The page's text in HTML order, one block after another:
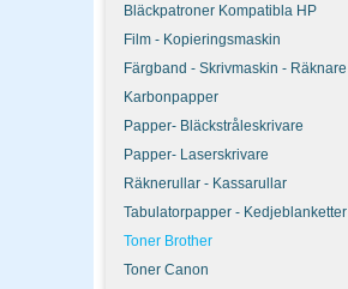
Bläckpatroner Kompatibla HP
Film - Kopieringsmaskin
Färgband - Skrivmaskin - Räknare
Karbonpapper
Papper- Bläckstråleskrivare
Papper- Laserskrivare
Räknerullar - Kassarullar
Tabulatorpapper - Kedjeblanketter
Toner Brother
Toner Canon